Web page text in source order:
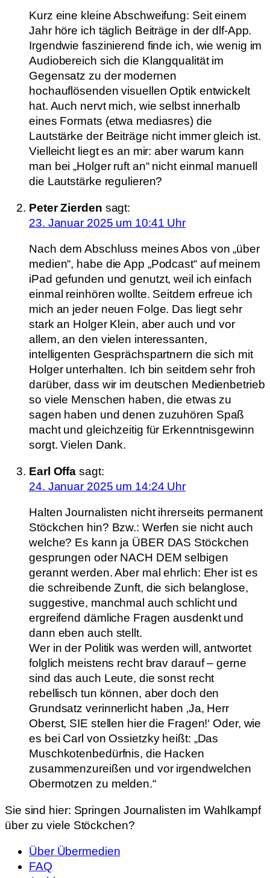
Kurz eine kleine Abschweifung: Seit einem
Jahr höre ich täglich Beiträge in der dlf-App.
Irgendwie faszinierend finde ich, wie wenig im
Audiobereich sich die Klangqualität im
Gegensatz zu der modernen
hochauflösenden visuellen Optik entwickelt
hat. Auch nervt mich, wie selbst innerhalb
eines Formats (etwa mediasres) die
Lautstärke der Beiträge nicht immer gleich ist.
Vielleicht liegt es an mir: aber warum kann
man bei „Holger ruft an“ nicht einmal manuell
die Lautstärke regulieren?
Peter Zierden sagt:
23. Januar 2025 um 10:41 Uhr
Nach dem Abschluss meines Abos von „über
medien“, habe die App „Podcast“ auf meinem
iPad gefunden und genutzt, weil ich einfach
einmal reinhören wollte. Seitdem erfreue ich
mich an jeder neuen Folge. Das liegt sehr
stark an Holger Klein, aber auch und vor
allem, an den vielen interessanten,
intelligenten Gesprächspartnern die sich mit
Holger unterhalten. Ich bin seitdem sehr froh
darüber, dass wir im deutschen Medienbetrieb
so viele Menschen haben, die etwas zu
sagen haben und denen zuzuhören Spaß
macht und gleichzeitig für Erkenntnisgewinn
sorgt. Vielen Dank.
Earl Offa sagt:
24. Januar 2025 um 14:24 Uhr
Halten Journalisten nicht ihrerseits permanent
Stöckchen hin? Bzw.: Werfen sie nicht auch
welche? Es kann ja ÜBER DAS Stöckchen
gesprungen oder NACH DEM selbigen
gerannt werden. Aber mal ehrlich: Eher ist es
die schreibende Zunft, die sich belanglose,
suggestive, manchmal auch schlicht und
ergreifend dämliche Fragen ausdenkt und
dann eben auch stellt.
Wer in der Politik was werden will, antwortet
folglich meistens recht brav darauf – gerne
sind das auch Leute, die sonst recht
rebellisch tun können, aber doch den
Grundsatz verinnerlicht haben ‚Ja, Herr
Oberst, SIE stellen hier die Fragen!‘ Oder, wie
es bei Carl von Ossietzky heißt: „Das
Muschkotenbedürfnis, die Hacken
zusammenzureißen und vor irgendwelchen
Obermotzen zu melden.“
Sie sind hier: Springen Journalisten im Wahlkampf
über zu viele Stöckchen?
Über Übermedien
FAQ